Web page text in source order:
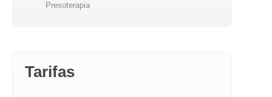
Presoterapia
Tarifas